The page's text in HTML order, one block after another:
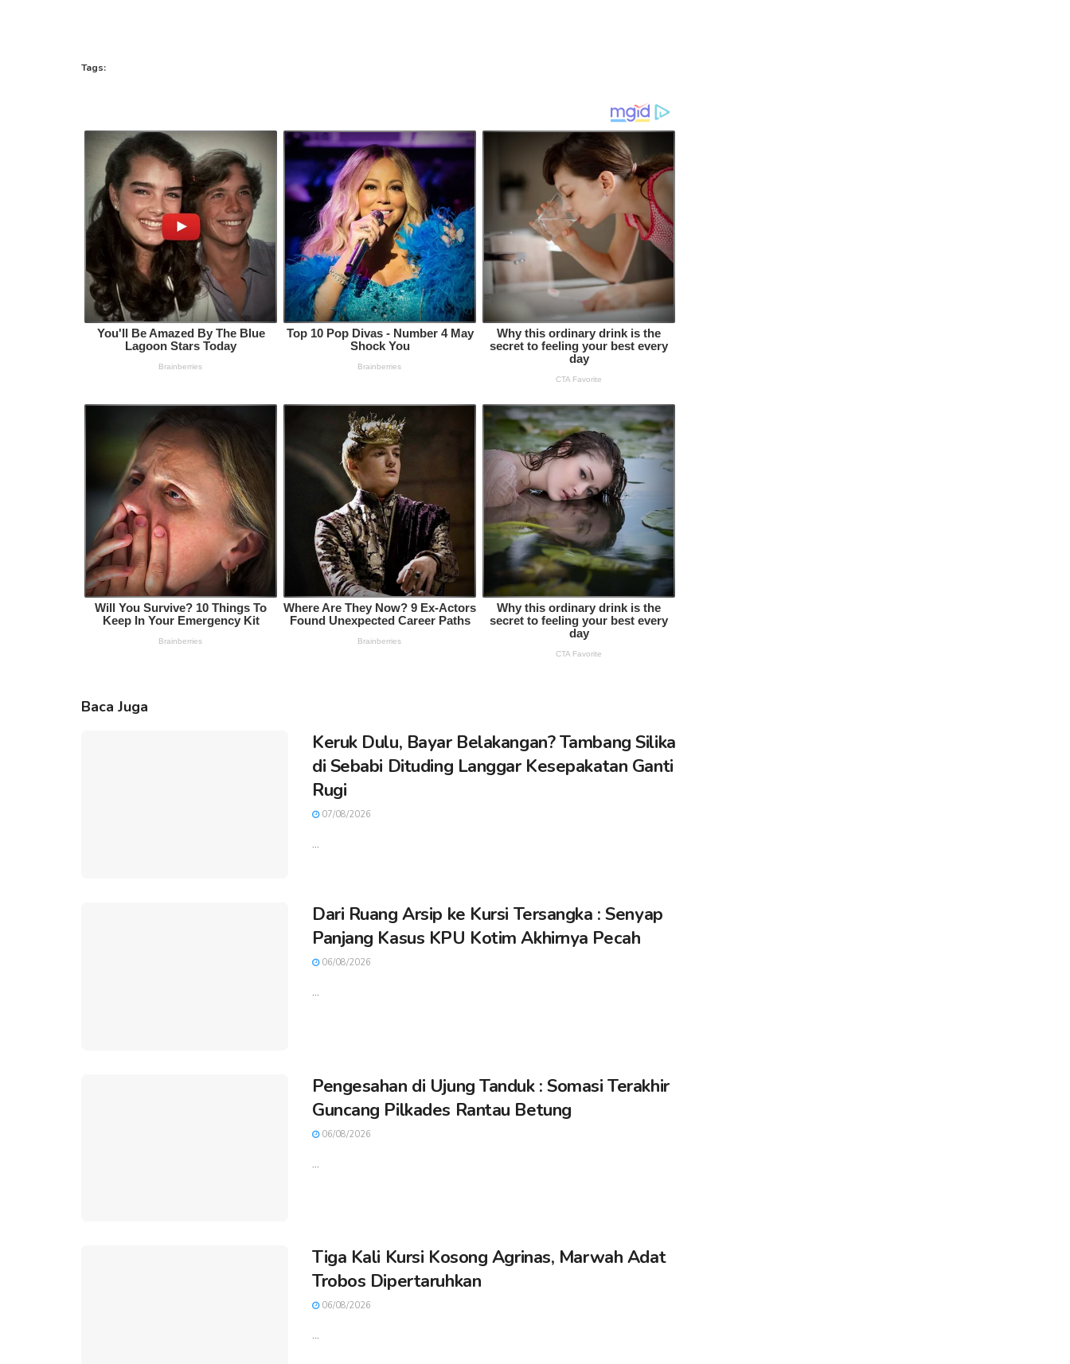
Tags:
Baca Juga
Keruk Dulu, Bayar Belakangan? Tambang Silika
di Sebabi Dituding Langgar Kesepakatan Ganti
Rugi
07/08/2026
Dari Ruang Arsip ke Kursi Tersangka : Senyap
Panjang Kasus KPU Kotim Akhirnya Pecah
06/08/2026
Pengesahan di Ujung Tanduk : Somasi Terakhir
Guncang Pilkades Rantau Betung
06/08/2026
Tiga Kali Kursi Kosong Agrinas, Marwah Adat
Trobos Dipertaruhkan
06/08/2026
...